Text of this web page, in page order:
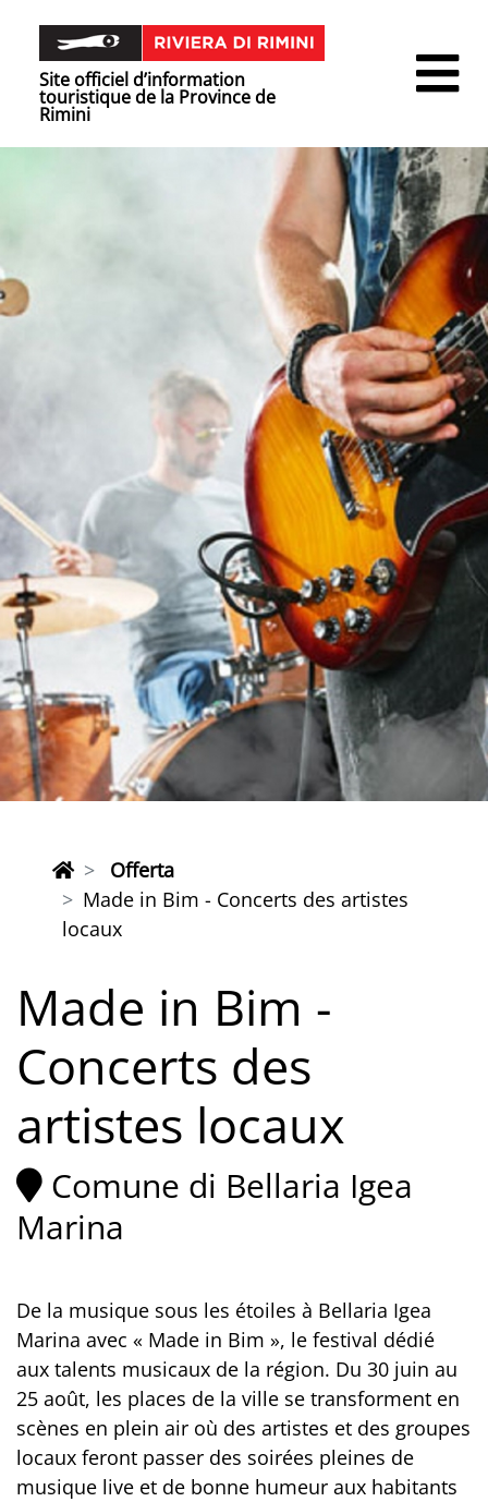
Site officiel d’information
touristique de la Province de
Rimini
Offerta
Made in Bim - Concerts des artistes
locaux
Made in Bim -
Concerts des
artistes locaux
Comune di Bellaria Igea
Marina
De la musique sous les étoiles à Bellaria Igea
Marina avec « Made in Bim », le festival dédié
aux talents musicaux de la région. Du 30 juin au
25 août, les places de la ville se transforment en
scènes en plein air où des artistes et des groupes
locaux feront passer des soirées pleines de
musique live et de bonne humeur aux habitants